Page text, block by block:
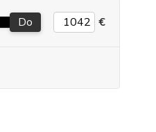
Do €